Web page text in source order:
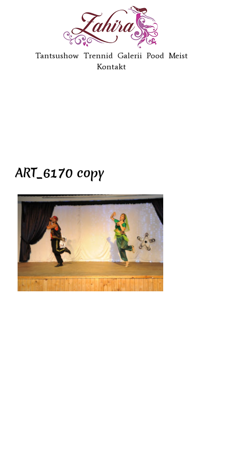
Tantsushow Trennid Galerii Pood Meist
Kontakt
ART_6170 copy